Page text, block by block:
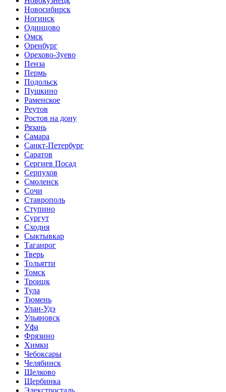
Новосибирск
Ногинск
Одинцово
Омск
Оренбург
Орехово-Зуево
Пенза
Пермь
Подольск
Пушкино
Раменское
Реутов
Ростов на дону
Рязань
Самара
Санкт-Петербург
Саратов
Сергиев Посад
Серпухов
Смоленск
Сочи
Ставрополь
Ступино
Сургут
Сходня
Сыктывкар
Таганрог
Тверь
Тольятти
Томск
Троицк
Тула
Тюмень
Улан-Удэ
Ульяновск
Уфа
Фрязино
Химки
Чебоксары
Челябинск
Щелково
Щербинка
Элекстросталь